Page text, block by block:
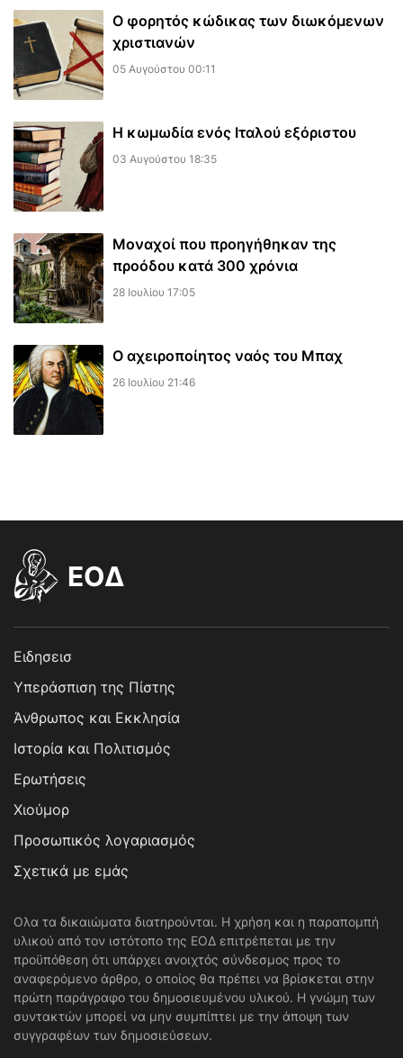
Ο φορητός κώδικας των διωκόμενων
χριστιανών
05 Αυγούστου 00:11
Η κωμωδία ενός Ιταλού εξόριστου
03 Αυγούστου 18:35
Μοναχοί που προηγήθηκαν της
προόδου κατά 300 χρόνια
28 Ιουλίου 17:05
Ο αχειροποίητος ναός του Μπαχ
26 Ιουλίου 21:46
EOΔ
Ειδησεισ
Υπεράσπιση της Πίστης
Άνθρωπος και Εκκλησία
Ιστορία και Πολιτισμός
Ερωτήσεις
Χιούμορ
Προσωπικός λογαριασμός
Σχετικά με εμάς
Ολα τα δικαιώματα διατηρούνται. Η χρήση και η παραπομπή
υλικού από τον ιστότοπο της ΕΟΔ επιτρέπεται με την
προϋπόθεση ότι υπάρχει ανοιχτός σύνδεσμος προς το
αναφερόμενο άρθρο, ο οποίος θα πρέπει να βρίσκεται στην
πρώτη παράγραφο του δημοσιευμένου υλικού. Η γνώμη των
συντακτών μπορεί να μην συμπίπτει με την άποψη των
συγγραφέων των δημοσιεύσεων.